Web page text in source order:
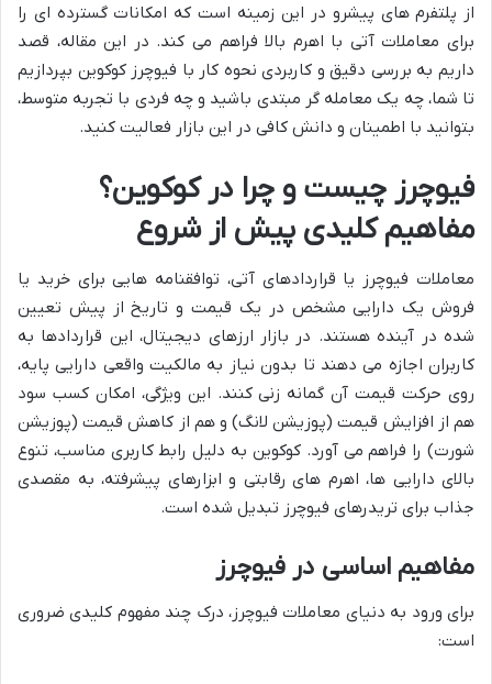
از پلتفرم های پیشرو در این زمینه است که امکانات گسترده ای را
برای معاملات آتی با اهرم بالا فراهم می کند. در این مقاله، قصد
داریم به بررسی دقیق و کاربردی نحوه کار با فیوچرز کوکوین بپردازیم
تا شما، چه یک معامله گر مبتدی باشید و چه فردی با تجربه متوسط،
بتوانید با اطمینان و دانش کافی در این بازار فعالیت کنید.
فیوچرز چیست و چرا در کوکوین؟
مفاهیم کلیدی پیش از شروع
معاملات فیوچرز یا قراردادهای آتی، توافقنامه هایی برای خرید یا
فروش یک دارایی مشخص در یک قیمت و تاریخ از پیش تعیین
شده در آینده هستند. در بازار ارزهای دیجیتال، این قراردادها به
کاربران اجازه می دهند تا بدون نیاز به مالکیت واقعی دارایی پایه،
روی حرکت قیمت آن گمانه زنی کنند. این ویژگی، امکان کسب سود
هم از افزایش قیمت (پوزیشن لانگ) و هم از کاهش قیمت (پوزیشن
شورت) را فراهم می آورد. کوکوین به دلیل رابط کاربری مناسب، تنوع
بالای دارایی ها، اهرم های رقابتی و ابزارهای پیشرفته، به مقصدی
جذاب برای تریدرهای فیوچرز تبدیل شده است.
مفاهیم اساسی در فیوچرز
برای ورود به دنیای معاملات فیوچرز، درک چند مفهوم کلیدی ضروری
است: